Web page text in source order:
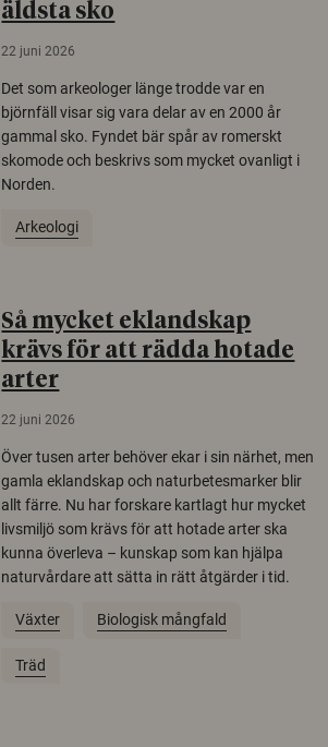
äldsta sko
22 juni 2026
Det som arkeologer länge trodde var en
björnfäll visar sig vara delar av en 2000 år
gammal sko. Fyndet bär spår av romerskt
skomode och beskrivs som mycket ovanligt i
Norden.
Arkeologi
Så mycket eklandskap
krävs för att rädda hotade
arter
22 juni 2026
Över tusen arter behöver ekar i sin närhet, men
gamla eklandskap och naturbetesmarker blir
allt färre. Nu har forskare kartlagt hur mycket
livsmiljö som krävs för att hotade arter ska
kunna överleva – kunskap som kan hjälpa
naturvårdare att sätta in rätt åtgärder i tid.
Växter Biologisk mångfald
Träd